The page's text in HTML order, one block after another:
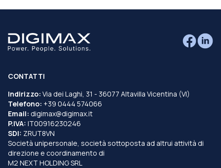
CONTATTI
Indirizzo: Via dei Laghi, 31 - 36077 Altavilla Vicentina (VI)
Telefono: +39 0444 574066
Email: digimax@digimax.it
P.IVA: IT00916230246
SDI: ZRUT8VN
Società unipersonale, società sottoposta ad altrui attività di
direzione e coordinamento di
M2 NEXT HOLDING SRL